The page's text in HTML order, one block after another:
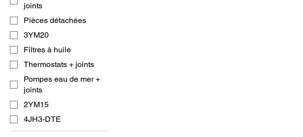
joints
Pièces détachées
3YM20
Filtres à huile
Thermostats + joints
Pompes eau de mer +
joints
2YM15
4JH3-DTE